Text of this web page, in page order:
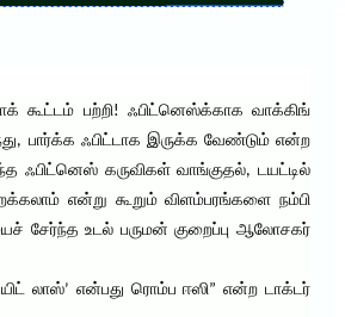
கூட்டம் பற்றி! ஃபிட்னெஸ்க்காக வாக்கிங்
பார்க்க ஃபிட்டாக இருக்க வேண்டும் என்ற
கருவிகள் வாங்குதல், டயட்டில்
என்று கூறும் விளம்பரங்களை நம்பி
சேர்ந்த உடல் பருமன் குறைப்பு ஆலோசகர்
லாஸ்’ என்பது ரொம்ப ஈஸி” என்ற டாக்டர்